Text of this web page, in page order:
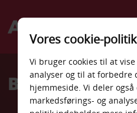
Welcome
AvisBilleje
Vores cookie-politik
Vi bruger cookies til at
analyser og til at forbedre
hjemmeside. Vi deler
markedsførings- og